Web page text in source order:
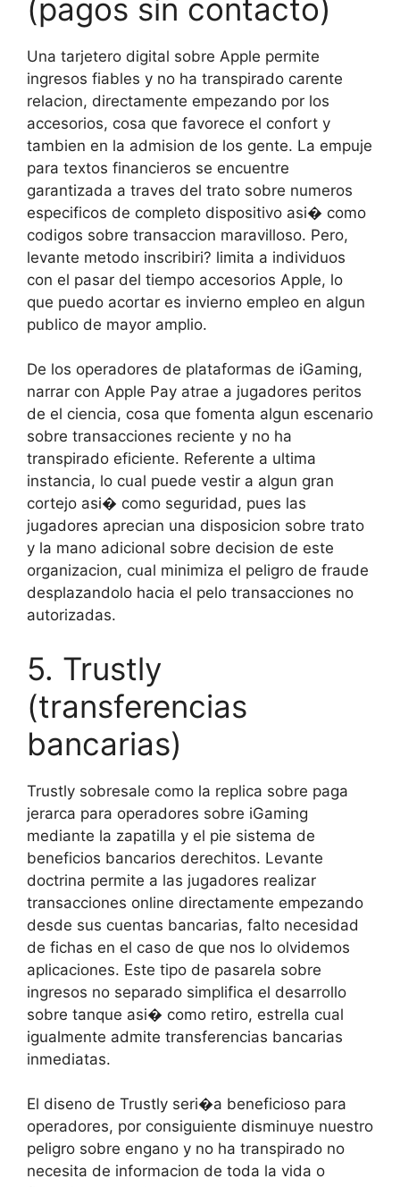
(pagos sin contacto)
Una tarjetero digital sobre Apple permite
ingresos fiables y no ha transpirado carente
relacion, directamente empezando por los
accesorios, cosa que favorece el confort y
tambien en la admision de los gente. La empuje
para textos financieros se encuentre
garantizada a traves del trato sobre numeros
especificos de completo dispositivo asi� como
codigos sobre transaccion maravilloso. Pero,
levante metodo inscribiri? limita a individuos
con el pasar del tiempo accesorios Apple, lo
que puedo acortar es invierno empleo en algun
publico de mayor amplio.
De los operadores de plataformas de iGaming,
narrar con Apple Pay atrae a jugadores peritos
de el ciencia, cosa que fomenta algun escenario
sobre transacciones reciente y no ha
transpirado eficiente. Referente a ultima
instancia, lo cual puede vestir a algun gran
cortejo asi� como seguridad, pues las
jugadores aprecian una disposicion sobre trato
y la mano adicional sobre decision de este
organizacion, cual minimiza el peligro de fraude
desplazandolo hacia el pelo transacciones no
autorizadas.
5. Trustly
(transferencias
bancarias)
Trustly sobresale como la replica sobre paga
jerarca para operadores sobre iGaming
mediante la zapatilla y el pie sistema de
beneficios bancarios derechitos. Levante
doctrina permite a las jugadores realizar
transacciones online directamente empezando
desde sus cuentas bancarias, falto necesidad
de fichas en el caso de que nos lo olvidemos
aplicaciones. Este tipo de pasarela sobre
ingresos no separado simplifica el desarrollo
sobre tanque asi� como retiro, estrella cual
igualmente admite transferencias bancarias
inmediatas.
El diseno de Trustly seri�a beneficioso para
operadores, por consiguiente disminuye nuestro
peligro sobre engano y no ha transpirado no
necesita de informacion de toda la vida o